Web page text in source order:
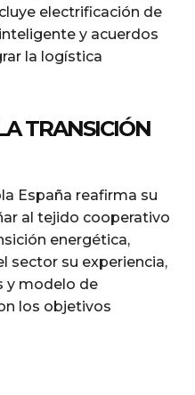
electrificación de
y acuerdos
la logística
TRANSICIÓN
España reafirma su
al tejido cooperativo
energética,
sector su experiencia,
y modelo de
los objetivos